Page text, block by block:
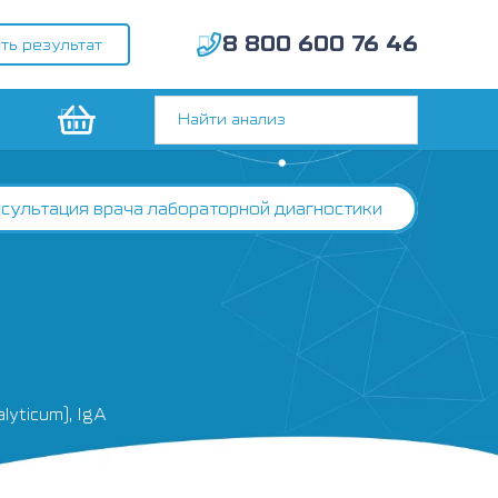
результат 8 800 600 76 46
врача лабораторной диагностики
IgА